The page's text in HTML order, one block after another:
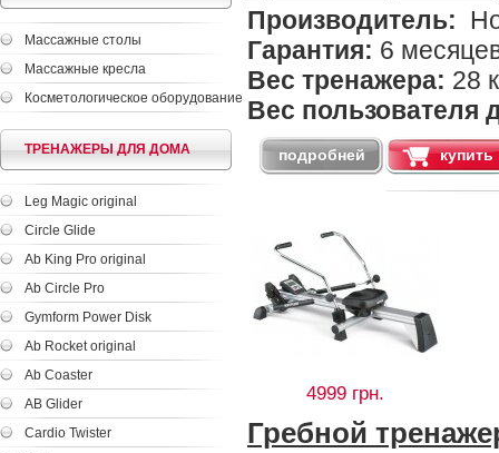
Производитель:
Гарантия: 6
Вес тренажера: 28
Вес пользователя
подробней купить
4999 грн.
Гребной
Массажные столы
Массажные кресла
Косметологическое оборудование
ТРЕНАЖЕРЫ ДЛЯ ДОМА
Leg Magic original
Circle Glide
Ab King Pro original
Ab Circle Pro
Gymform Power Disk
Ab Rocket original
Ab Coaster
AB Glider
Cardio Twister